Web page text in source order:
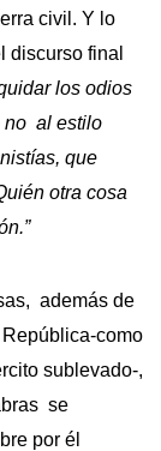
civil. Y lo
discurso final
los odios
no al estilo
que
otra cosa
además de
como
sublevado-,
se
por él